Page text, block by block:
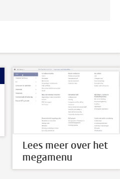
Lees meer over het
megamenu